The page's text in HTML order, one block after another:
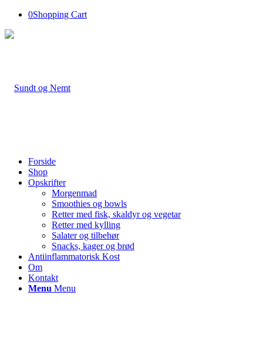
0Shopping Cart
Forside
Shop
Opskrifter
Morgenmad
Smoothies og bowls
Retter med fisk, skaldyr og vegetar
Retter med kylling
Salater og tilbehør
Snacks, kager og brød
Antiinflammatorisk Kost
Om
Kontakt
Menu Menu